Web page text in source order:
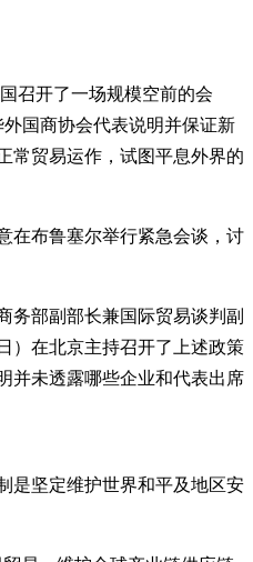
召开了一场规模空前的会
国商协会代表说明并保证新
常贸易运作，试图平息外界的
在布鲁塞尔举行紧急会谈，讨
务部副部长兼国际贸易谈判副
）在北京主持召开了上述政策
并未透露哪些企业和代表出席
是坚定维护世界和平及地区安